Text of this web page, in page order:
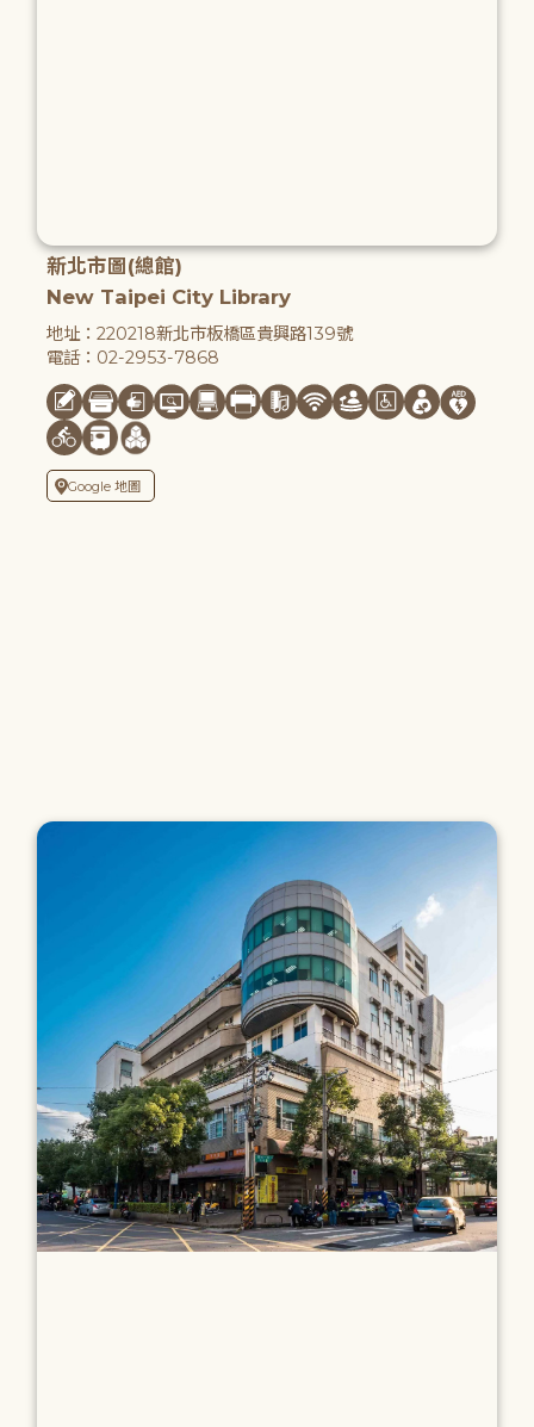
新北市圖(總館)
New Taipei City Library
地址：220218新北市板橋區貴興路139號
電話：02-2953-7868
Google 地圖